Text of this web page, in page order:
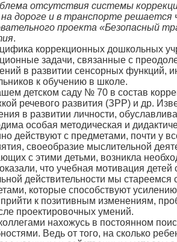
отсутствия системы
дороге и в транспорте решается
проекта «Безопасный
.
коррекционных дошкольных
задачи, связанные с
в развитии сенсорных функций,
к обучению в школе.
детском саду № 70 в состав
речевого развития (ЗРР) и др.
в развитии личности,
особая методическая и
действуют с предметами, почти у
своеобразие мыслительной
с этими детьми, возникла
что учебная мотивация
действительности мы
которые способствуют
к позитивным изменениям,
проектировочных умений.
нахожусь в постоянном
Ведь от того, на сколько